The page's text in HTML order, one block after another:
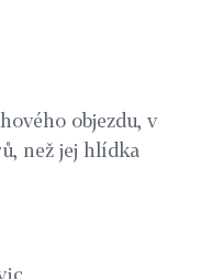
objezdu, v
než jej hlídka